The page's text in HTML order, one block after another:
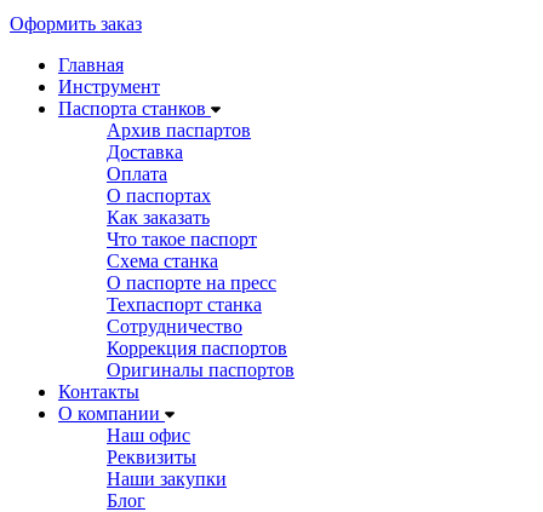
Оформить заказ
Главная
Инструмент
Паспорта станков
Архив паспартов
Доставка
Оплата
О паспортах
Как заказать
Что такое паспорт
Схема станка
О паспорте на пресс
Техпаспорт станка
Сотрудничество
Коррекция паспортов
Оригиналы паспортов
Контакты
О компании
Наш офис
Реквизиты
Наши закупки
Блог